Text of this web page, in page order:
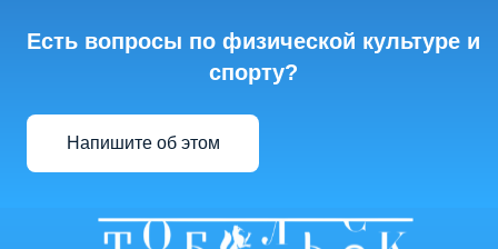
Есть вопросы по физической культуре и
спорту?
Напишите об этом